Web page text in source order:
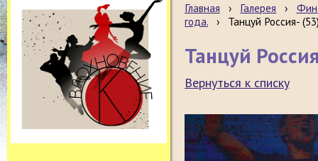
Главная › Галерея ›
года. › Танцуй Россия-
Танцуй
Вернуться к списку